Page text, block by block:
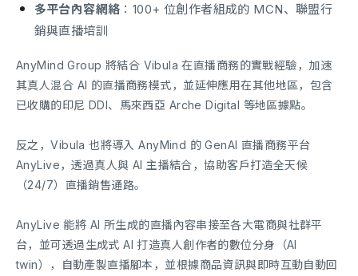
多平台內容網絡 ：100+ 位創作者組成的 MCN、聯盟行
銷與直播培訓
AnyMind Group 將結合 Vibula 在直播商務的實戰經驗，加速
其真人混合 AI 的直播商務模式，並延伸應用在其他地區，包含
已收購的印尼 DDI、馬來西亞 Arche Digital 等地區據點。
反之，Vibula 也將導入 AnyMind 的 GenAI 直播商務平台
AnyLive，透過真人與 AI 主播結合，協助客戶打造全天候
（24/7）直播銷售通路。
AnyLive 能將 AI 所生成的直播內容串接至各大電商與社群平
台，並可透過生成式 AI 打造真人創作者的數位分身（AI
twin），自動產製直播腳本，並根據商品資訊與即時互動自動回